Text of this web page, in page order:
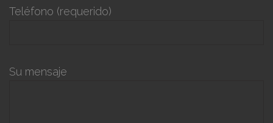
Teléfono (requerido)
Su mensaje